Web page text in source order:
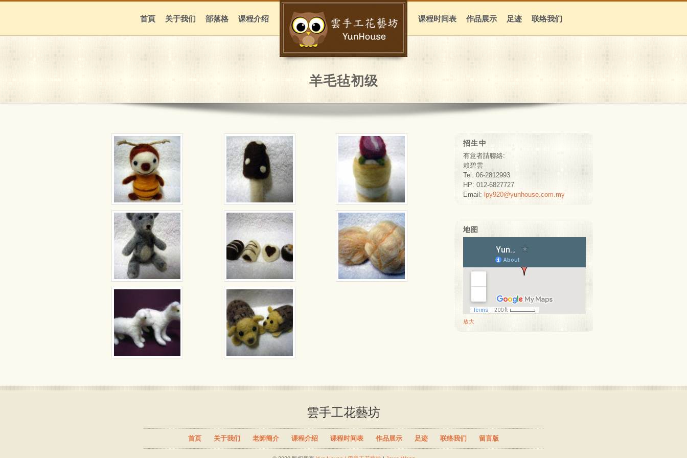
首頁 关于我们 部落格 课程介绍 课程时间表 作品展示 足迹 联络我们
羊毛毡初级
招生中
有意者請聯絡:
賴碧雲
Tel: 06-2812993
HP: 012-6827727
Email: lpy920@yunhouse.com.my
地图
放大
雲手工花藝坊
首页 关于我们 老師簡介 课程介绍 课程时间表 作品展示 足迹 联络我们 留言版